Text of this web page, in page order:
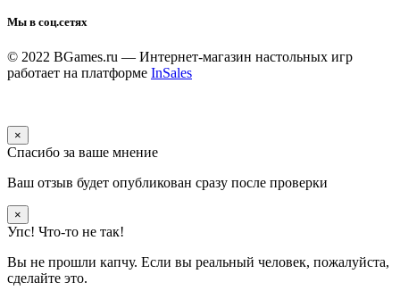
Мы в соц.сетях
© 2022 BGames.ru — Интернет-магазин настольных игр
работает на платформе InSales
×
Спасибо за ваше мнение
Ваш отзыв будет опубликован сразу после проверки
×
Упс! Что-то не так!
Вы не прошли капчу. Если вы реальный человек, пожалуйста,
сделайте это.